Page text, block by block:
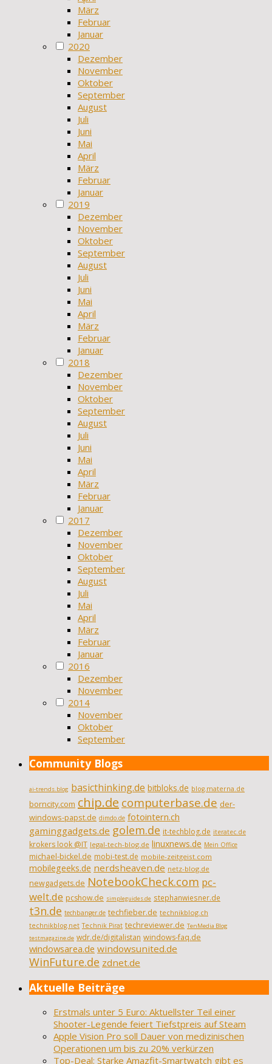
März
Februar
Januar
2020
Dezember
November
Oktober
September
August
Juli
Juni
Mai
April
März
Februar
Januar
2019
Dezember
November
Oktober
September
August
Juli
Juni
Mai
April
März
Februar
Januar
2018
Dezember
November
Oktober
September
August
Juli
Juni
Mai
April
März
Februar
Januar
2017
Dezember
November
Oktober
September
August
Juli
Mai
April
März
Februar
Januar
2016
Dezember
November
2014
November
Oktober
September
Community Blogs
ai-trends.blog basicthinking.de bitbloks.de blog.materna.de
borncity.com chip.de computerbase.de der-
windows-papst.de dimdo.de fotointern.ch
gaminggadgets.de golem.de it-techblog.de iteratec.de
krokers look @IT legal-tech-blog.de linuxnews.de Mein Office
michael-bickel.de mobi-test.de mobile-zeitgeist.com
mobilegeeks.de nerdsheaven.de netz-blog.de
newgadgets.de NotebookCheck.com pc-
welt.de pcshow.de simpleguides.de stephanwiesner.de
t3n.de techbanger.de techfieber.de technikblog.ch
technikblog.net Technik Pirat techreviewer.de TenMedia Blog
testmagazine.de wdr.de/digitalistan windows-faq.de
windowsarea.de windowsunited.de
WinFuture.de zdnet.de
Aktuelle Beiträge
Erstmals unter 5 Euro: Aktuellster Teil einer
Shooter-Legende feiert Tiefstpreis auf Steam
Apple Vision Pro soll Dauer von medizinischen
Operationen um bis zu 20% verkürzen
Top-Deal: Starke Amazfit-Smartwatch gibt es